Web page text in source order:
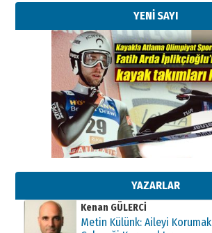
YENİ SAYI
YAZARLAR
Kenan GÜLERCİ
Metin Külünk: Aileyi Korumak
Geleceği Korumaktır
11 Mayıs 2026 Pazartesi
Kenan GÜLERCİ
Metin Külünk: Aileyi Korumak
Geleceği Korumaktır
11 Mayıs 2026 Pazartesi
Kenan GÜLERCİ